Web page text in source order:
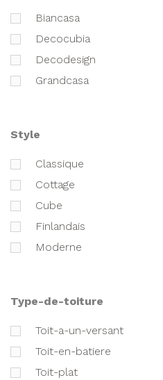
biancasa
decocubia
decodesign
grandcasa
style
classique
cottage
cube
finlandais
moderne
type-de-toiture
toit-a-un-versant
toit-en-batiere
toit-plat